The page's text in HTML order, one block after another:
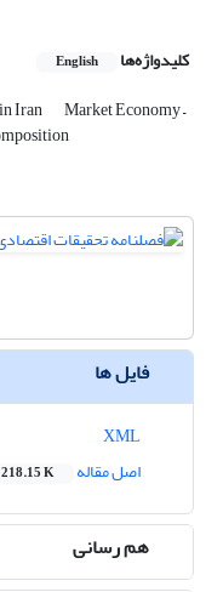
کلیدواژه‌ها English
Iran Market Economy –
فایل ها
اصل مقاله
218.15 K
هم رسانی